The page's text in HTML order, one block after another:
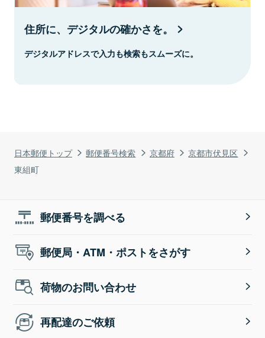
日本郵便トップ 郵便番号検索 京都府
京都市伏見区
東組町
住所に、デジタルの確かさを。
デジタルアドレスで入力も検索もスムーズに。
郵便番号を調べる
郵便局・ATM・ポストをさがす
荷物のお問い合わせ
再配達のご依頼